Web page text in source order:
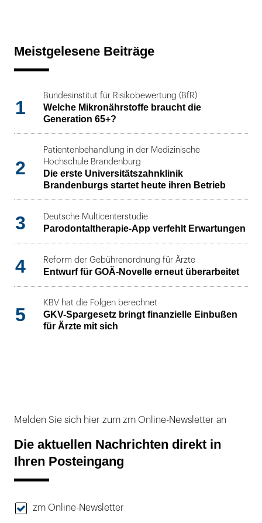
Meistgelesene Beiträge
1
Bundesinstitut für Risikobewertung (BfR)
Welche Mikronährstoffe braucht die
Generation 65+?
2
Patientenbehandlung in der Medizinische
Hochschule Brandenburg
Die erste Universitätszahnklinik
Brandenburgs startet heute ihren Betrieb
3 Deutsche Multicenterstudie
Parodontaltherapie-App verfehlt Erwartungen
4 Reform der Gebührenordnung für Ärzte
Entwurf für GOÄ-Novelle erneut überarbeitet
5
KBV hat die Folgen berechnet
GKV-Spargesetz bringt finanzielle Einbußen
für Ärzte mit sich
Melden Sie sich hier zum zm Online-Newsletter an
Die aktuellen Nachrichten direkt in
Ihren Posteingang
zm Online-Newsletter